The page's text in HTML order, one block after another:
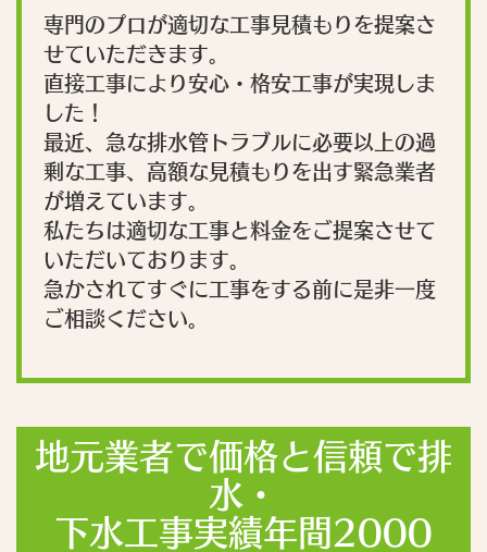
専門のプロが適切な工事見積もりを提案さ
せていただきます。
直接工事により安心・格安工事が実現しま
した！
最近、急な排水管トラブルに必要以上の過
剰な工事、高額な見積もりを出す緊急業者
が増えています。
私たちは適切な工事と料金をご提案させて
いただいております。
急かされてすぐに工事をする前に是非一度
ご相談ください。
地元業者で価格と信頼で排
水・
下水工事実績年間2000